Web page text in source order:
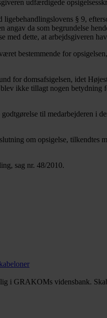
udfærdigede
§ 9,
da som begrundelse
dette, at arbejdsgiveren
bestemmende for
for domsafsigelsen, idet
ikke tillagt nogen
til medarbejderen i
om opsigelse, tilkendtes
sag nr. 48/2010.
i GRAKOMs vidensbank.